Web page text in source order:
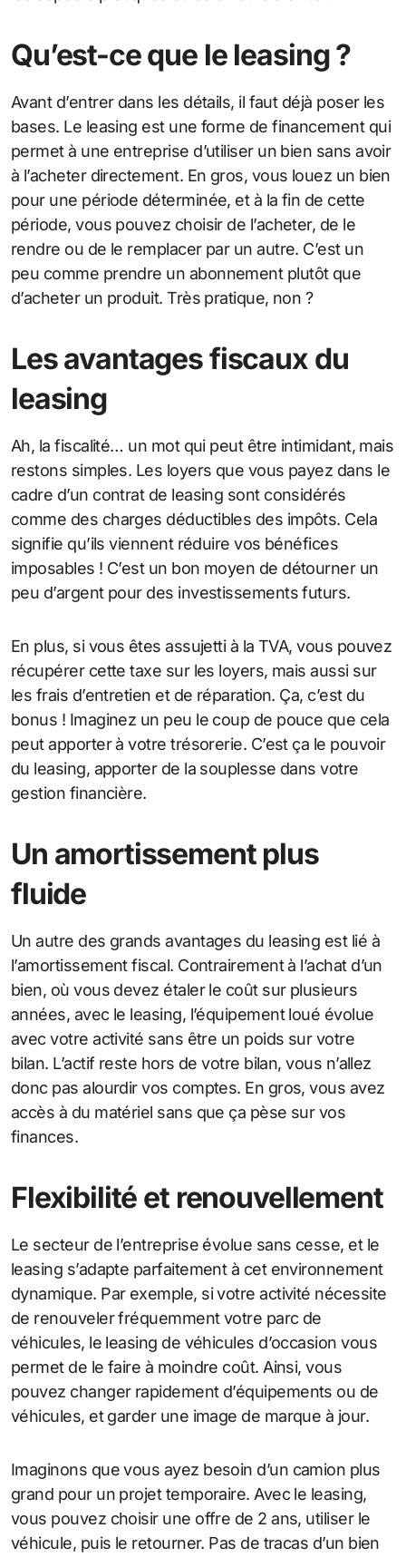
Qu’est-ce que le leasing ?
Avant d’entrer dans les détails, il faut déjà poser les
bases. Le leasing est une forme de financement qui
permet à une entreprise d’utiliser un bien sans avoir
à l’acheter directement. En gros, vous louez un bien
pour une période déterminée, et à la fin de cette
période, vous pouvez choisir de l’acheter, de le
rendre ou de le remplacer par un autre. C’est un
peu comme prendre un abonnement plutôt que
d’acheter un produit. Très pratique, non ?
Les avantages fiscaux du
leasing
Ah, la fiscalité… un mot qui peut être intimidant, mais
restons simples. Les loyers que vous payez dans le
cadre d’un contrat de leasing sont considérés
comme des charges déductibles des impôts. Cela
signifie qu’ils viennent réduire vos bénéfices
imposables ! C’est un bon moyen de détourner un
peu d’argent pour des investissements futurs.
En plus, si vous êtes assujetti à la TVA, vous pouvez
récupérer cette taxe sur les loyers, mais aussi sur
les frais d’entretien et de réparation. Ça, c’est du
bonus ! Imaginez un peu le coup de pouce que cela
peut apporter à votre trésorerie. C’est ça le pouvoir
du leasing, apporter de la souplesse dans votre
gestion financière.
Un amortissement plus
fluide
Un autre des grands avantages du leasing est lié à
l’amortissement fiscal. Contrairement à l’achat d’un
bien, où vous devez étaler le coût sur plusieurs
années, avec le leasing, l’équipement loué évolue
avec votre activité sans être un poids sur votre
bilan. L’actif reste hors de votre bilan, vous n’allez
donc pas alourdir vos comptes. En gros, vous avez
accès à du matériel sans que ça pèse sur vos
finances.
Flexibilité et renouvellement
Le secteur de l’entreprise évolue sans cesse, et le
leasing s’adapte parfaitement à cet environnement
dynamique. Par exemple, si votre activité nécessite
de renouveler fréquemment votre parc de
véhicules, le leasing de véhicules d’occasion vous
permet de le faire à moindre coût. Ainsi, vous
pouvez changer rapidement d’équipements ou de
véhicules, et garder une image de marque à jour.
Imaginons que vous ayez besoin d’un camion plus
grand pour un projet temporaire. Avec le leasing,
vous pouvez choisir une offre de 2 ans, utiliser le
véhicule, puis le retourner. Pas de tracas d’un bien